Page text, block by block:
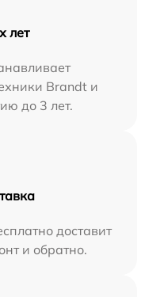
лет
Brandt и
до 3 лет.
доставит
и обратно.